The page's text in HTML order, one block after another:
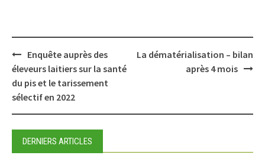
Post
navigation
Enquête auprès des
éleveurs laitiers sur la santé
du pis et le tarissement
sélectif en 2022
La dématérialisation – bilan
après 4 mois
DERNIERS ARTICLES